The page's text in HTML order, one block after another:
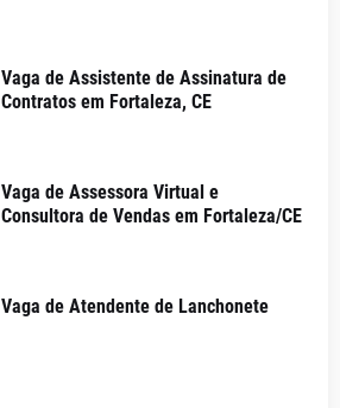
Vaga de Assistente de Assinatura de
Contratos em Fortaleza, CE
Vaga de Assessora Virtual e
Consultora de Vendas em Fortaleza/CE
Vaga de Atendente de Lanchonete